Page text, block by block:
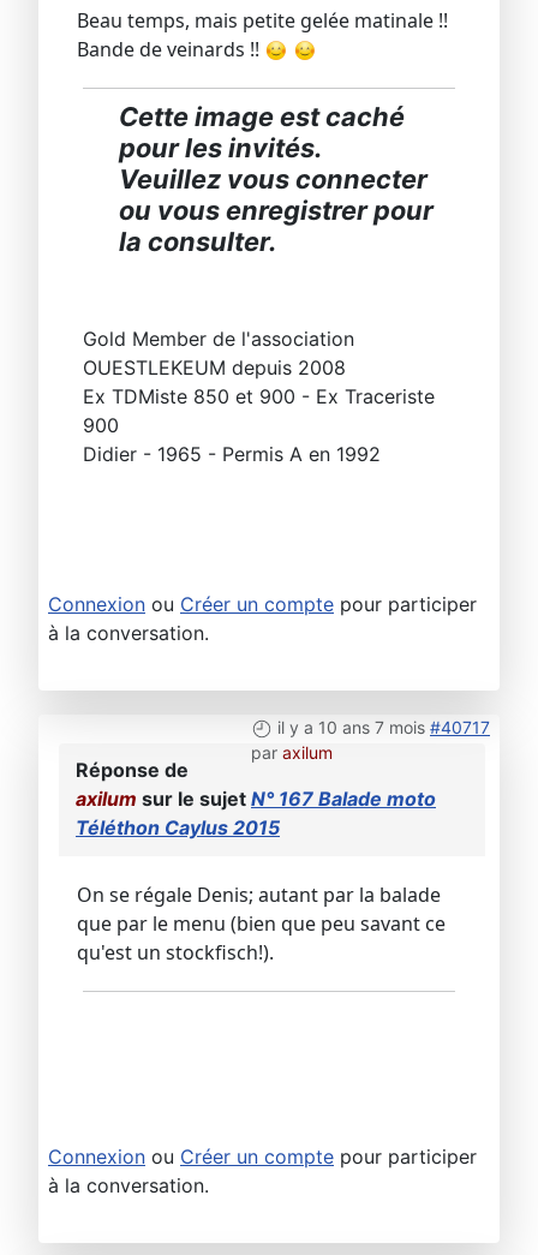
Beau temps, mais petite gelée matinale !!
Bande de veinards !!
Cette image est caché
pour les invités.
Veuillez vous connecter
ou vous enregistrer pour
la consulter.
Gold Member de l'association
OUESTLEKEUM depuis 2008
Ex TDMiste 850 et 900 - Ex Traceriste
900
Didier - 1965 - Permis A en 1992
Connexion ou Créer un compte pour participer
à la conversation.
il y a 10 ans 7 mois #40717
par axilum
Réponse de
axilum sur le sujet N° 167 Balade moto
Téléthon Caylus 2015
On se régale Denis; autant par la balade
que par le menu (bien que peu savant ce
qu'est un stockfisch!).
Connexion ou Créer un compte pour participer
à la conversation.